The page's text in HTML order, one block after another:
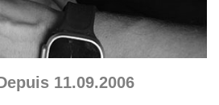
11.09.2006